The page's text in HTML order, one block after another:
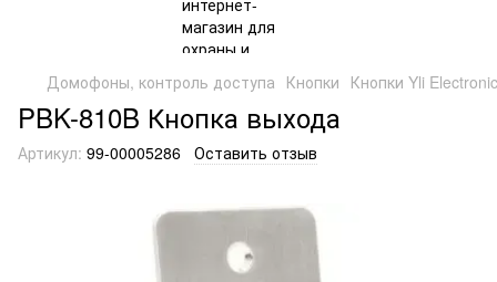
Домофоны, контроль доступа Кнопки Кнопки Yli Electronic
PBK-810B Кнопка выхода
Артикул: 99-00005286 Оставить отзыв